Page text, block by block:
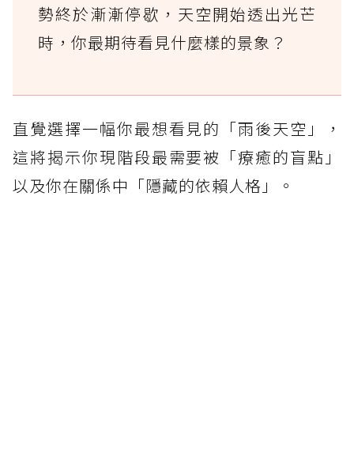
勢終於漸漸停歇，天空開始透出光芒
時，你最期待看見什麼樣的景象？
直覺選擇一幅你最想看見的「雨後天空」，
這將揭示你現階段最需要被「療癒的盲點」
以及你在關係中「隱藏的依賴人格」。